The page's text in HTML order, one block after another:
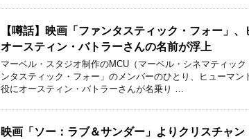
【噂話】映画「ファンタスティック・フォー」
オースティン・バトラーさんの名前が浮上
マーベル・スタジオ制作のMCU（マーベル・シネマティッ
ンタスティック・フォー」のメンバーのひとり、ヒューマン
役にオースティン・バトラーさんが名乗り …
映画「ソー：ラブ＆サンダー」よりクリスチャン